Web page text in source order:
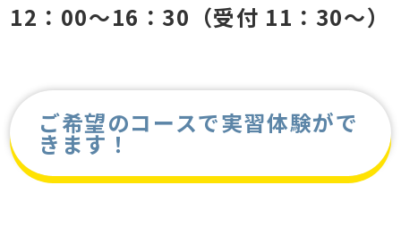
12：00～16：30（受付 11：30～）
ご希望のコースで実習体験がで
きます！